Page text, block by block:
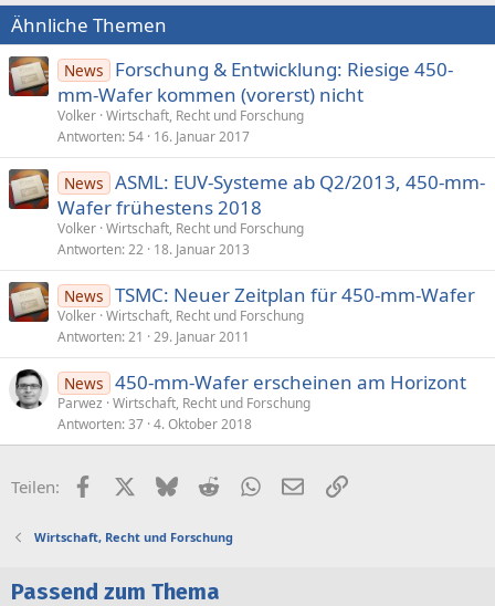
Ähnliche Themen
News
Forschung & Entwicklung: Riesige 450-
mm-Wafer kommen (vorerst) nicht
Volker Wirtschaft, Recht und Forschung
Antworten 54 16. Januar 2017
News ASML: EUV-Systeme ab Q2/2013, 450-mm-
Wafer frühestens 2018
Volker Wirtschaft, Recht und Forschung
Antworten 22 18. Januar 2013
News TSMC: Neuer Zeitplan für 450-mm-Wafer
Volker Wirtschaft, Recht und Forschung
Antworten 21 29. Januar 2011
News 450-mm-Wafer erscheinen am Horizont
Parwez Wirtschaft, Recht und Forschung
Antworten 37 4. Oktober 2018
Teilen: FacebookX (Twitter)
BlueskyRedditWhatsApp
E-MailLink
Wirtschaft, Recht und Forschung
Passend zum Thema